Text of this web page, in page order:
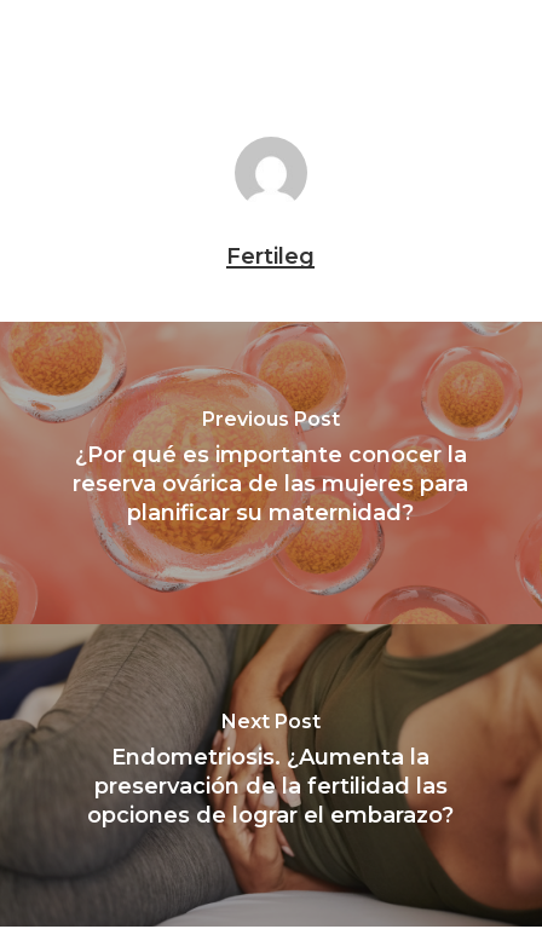
Fertileg
Previous Post
¿Por qué es importante conocer la
reserva ovárica de las mujeres para
planificar su maternidad?
Next Post
Endometriosis. ¿Aumenta la
preservación de la fertilidad las
opciones de lograr el embarazo?